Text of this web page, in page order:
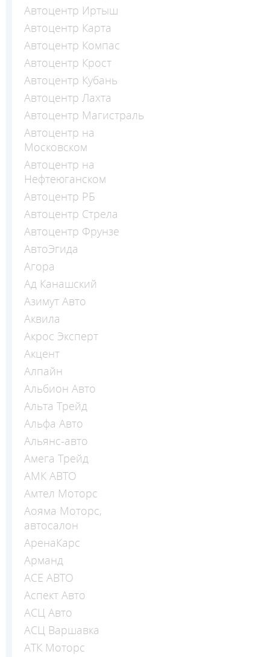
Автоцентр Иртыш
Автоцентр Карта
Автоцентр Компас
Автоцентр Крост
Автоцентр Кубань
Автоцентр Лахта
Автоцентр Магистраль
Автоцентр на
Московском
Автоцентр на
Нефтеюганском
Автоцентр РБ
Автоцентр Стрела
Автоцентр Фрунзе
АвтоЭгида
Агора
Ад Канашский
Азимут Авто
Аквила
Акрос Эксперт
Акцент
Алпайн
Альбион Авто
Альта Трейд
Альфа Авто
Альянс-авто
Амега Трейд
АМК АВТО
Амтел Моторс
Аояма Моторс,
автосалон
АренаКарс
Арманд
АСЕ АВТО
Аспект Авто
АСЦ Авто
АСЦ Варшавка
АТК Моторс